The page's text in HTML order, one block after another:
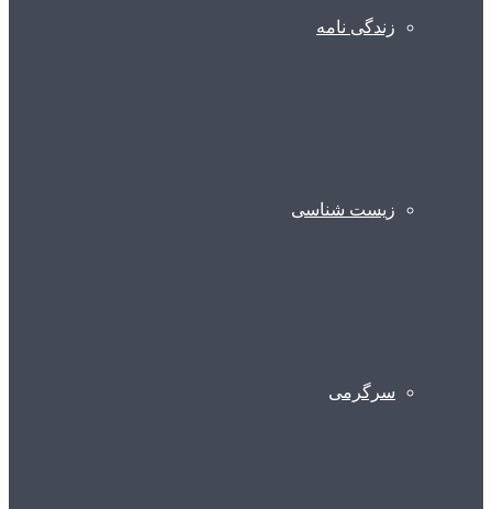
زندگی نامه
زیست شناسی
سرگرمی